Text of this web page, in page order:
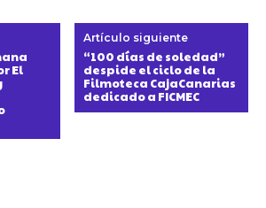
El
Artículo siguiente
“100 días de soledad”
despide el ciclo de la
Filmoteca CajaCanarias
dedicado a FICMEC